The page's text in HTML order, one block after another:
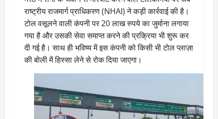
राष्ट्रीय राजमार्ग प्राधिकरण (NHAI) ने कड़ी कार्रवाई की है।
टोल वसूलने वाली कंपनी पर 20 लाख रुपये का जुर्माना लगाया
गया है और उसकी सेवा समाप्त करने की प्रक्रिया भी शुरू कर
दी गई है। साथ ही भविष्य में इस कंपनी को किसी भी टोल प्लाज़ा
की बोली में हिस्सा लेने से रोक दिया जाएगा।